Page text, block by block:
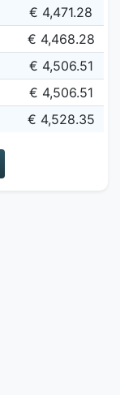
€ 4,471.28
€ 4,468.28
€ 4,506.51
€ 4,506.51
€ 4,528.35